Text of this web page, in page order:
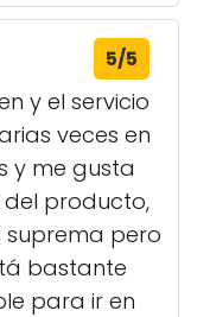
5/5
y el servicio
veces en
y me gusta
producto,
suprema pero
bastante
para ir en